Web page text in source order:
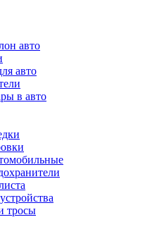
авто
авто
в авто
тросы